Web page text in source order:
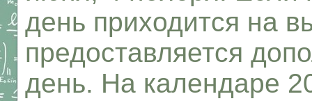
день приходится на
предоставляется
день. На календаре